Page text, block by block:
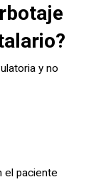
y no
el paciente